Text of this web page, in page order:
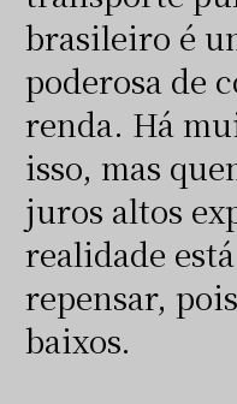
brasileiro é
poderosa de
renda. Há
isso, mas
juros altos
realidade
repensar,
baixos.